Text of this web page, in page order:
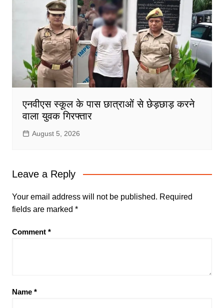
एनवीएस स्कूल के पास छात्राओं से छेड़छाड़ करने
वाला युवक गिरफ्तार
August 5, 2026
Leave a Reply
Your email address will not be published. Required
fields are marked *
Comment *
Name *